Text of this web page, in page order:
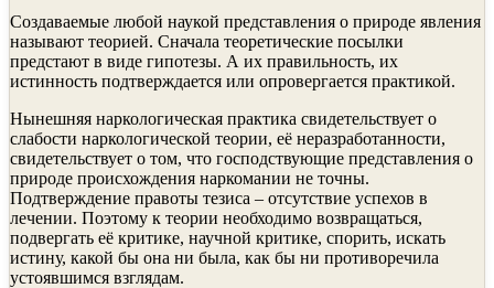
Создаваемые любой наукой представления о природе явления
называют теорией. Сначала теоретические посылки
предстают в виде гипотезы. А их правильность, их
истинность подтверждается или опровергается практикой.
Нынешняя наркологическая практика свидетельствует о
слабости наркологической теории, её неразработанности,
свидетельствует о том, что господствующие представления о
природе происхождения наркомании не точны.
Подтверждение правоты тезиса – отсутствие успехов в
лечении. Поэтому к теории необходимо возвращаться,
подвергать её критике, научной критике, спорить, искать
истину, какой бы она ни была, как бы ни противоречила
устоявшимся взглядам.